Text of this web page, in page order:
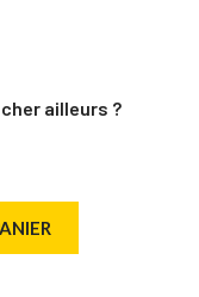
ailleurs ?